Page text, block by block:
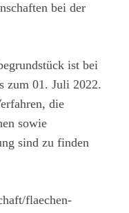
bei der
ist bei
zum 01. Juli 2022.
die
sowie
sind zu finden
flaechen-